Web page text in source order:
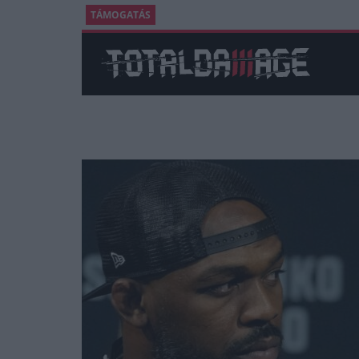
TÁMOGATÁS